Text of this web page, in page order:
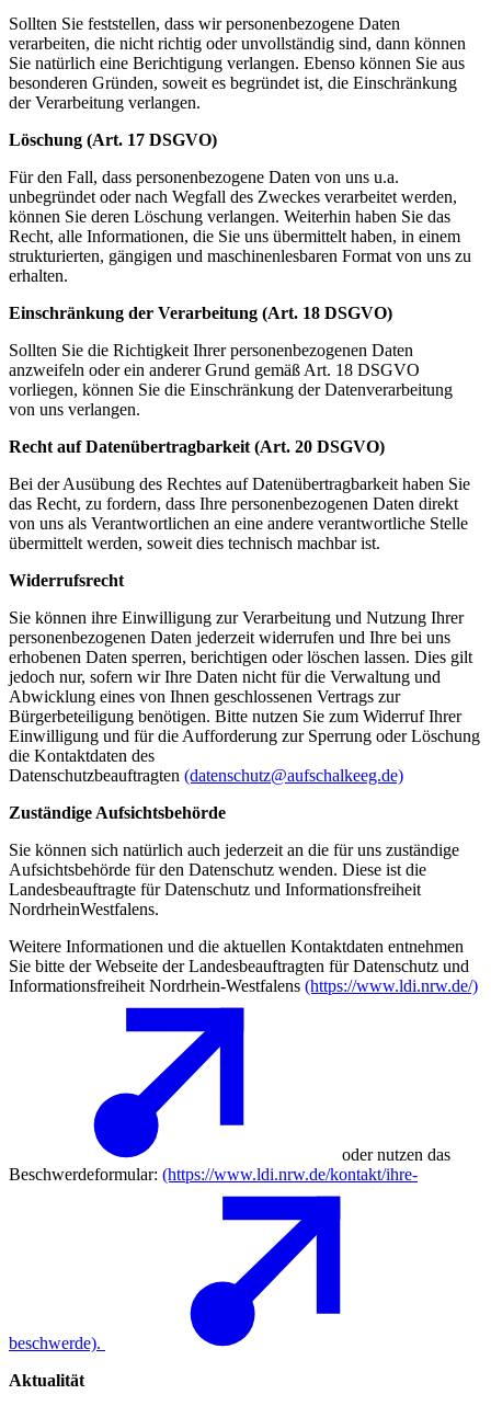
Sollten Sie feststellen, dass wir personenbezogene Daten
verarbeiten, die nicht richtig oder unvollständig sind, dann können
Sie natürlich eine Berichtigung verlangen. Ebenso können Sie aus
besonderen Gründen, soweit es begründet ist, die Einschränkung
der Verarbeitung verlangen.
Löschung (Art. 17 DSGVO)
Für den Fall, dass personenbezogene Daten von uns u.a.
unbegründet oder nach Wegfall des Zweckes verarbeitet werden,
können Sie deren Löschung verlangen. Weiterhin haben Sie das
Recht, alle Informationen, die Sie uns übermittelt haben, in einem
strukturierten, gängigen und maschinenlesbaren Format von uns zu
erhalten.
Einschränkung der Verarbeitung (Art. 18 DSGVO)
Sollten Sie die Richtigkeit Ihrer personenbezogenen Daten
anzweifeln oder ein anderer Grund gemäß Art. 18 DSGVO
vorliegen, können Sie die Einschränkung der Datenverarbeitung
von uns verlangen.
Recht auf Datenübertragbarkeit (Art. 20 DSGVO)
Bei der Ausübung des Rechtes auf Datenübertragbarkeit haben Sie
das Recht, zu fordern, dass Ihre personenbezogenen Daten direkt
von uns als Verantwortlichen an eine andere verantwortliche Stelle
übermittelt werden, soweit dies technisch machbar ist.
Widerrufsrecht
Sie können ihre Einwilligung zur Verarbeitung und Nutzung Ihrer
personenbezogenen Daten jederzeit widerrufen und Ihre bei uns
erhobenen Daten sperren, berichtigen oder löschen lassen. Dies gilt
jedoch nur, sofern wir Ihre Daten nicht für die Verwaltung und
Abwicklung eines von Ihnen geschlossenen Vertrags zur
Bürgerbeteiligung benötigen. Bitte nutzen Sie zum Widerruf Ihrer
Einwilligung und für die Aufforderung zur Sperrung oder Löschung
die Kontaktdaten des
Datenschutzbeauftragten (datenschutz@aufschalkeeg.de)
Zuständige Aufsichtsbehörde
Sie können sich natürlich auch jederzeit an die für uns zuständige
Aufsichtsbehörde für den Datenschutz wenden. Diese ist die
Landesbeauftragte für Datenschutz und Informationsfreiheit
NordrheinWestfalens.
Weitere Informationen und die aktuellen Kontaktdaten entnehmen
Sie bitte der Webseite der Landesbeauftragten für Datenschutz und
Informationsfreiheit Nordrhein-Westfalens (https://www.ldi.nrw.de/)
oder nutzen das
Beschwerdeformular: (https://www.ldi.nrw.de/kontakt/ihre-
beschwerde).
Aktualität